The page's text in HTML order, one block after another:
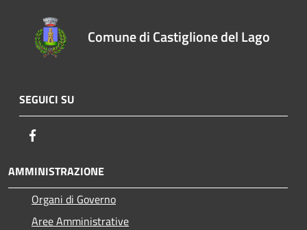
Comune di Castiglione del Lago
SEGUICI SU
AMMINISTRAZIONE
Organi di Governo
Aree Amministrative